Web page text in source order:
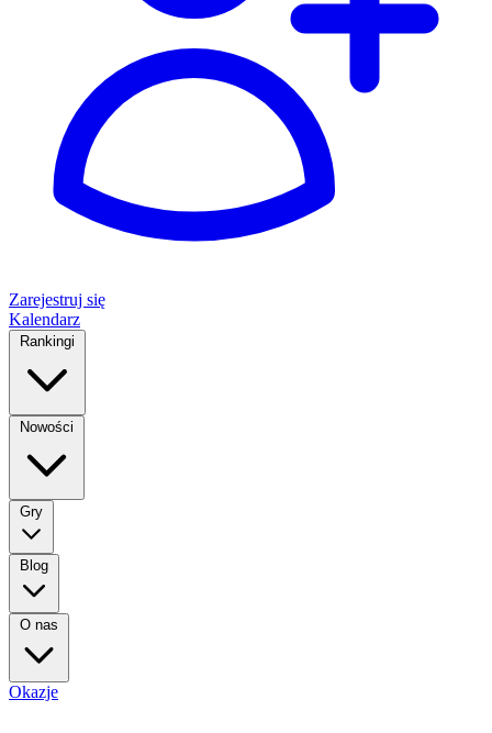
Zarejestruj się
Kalendarz
Rankingi
Nowości
Gry
Blog
O nas
Okazje